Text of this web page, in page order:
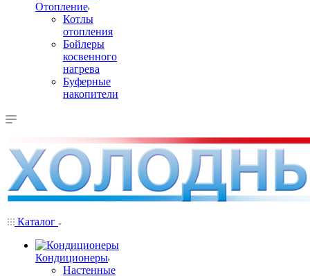
Отопление
Котлы
отопления
Бойлеры
косвенного
нагрева
Буферные
накопители
Каталог
Кондиционеры
Настенные